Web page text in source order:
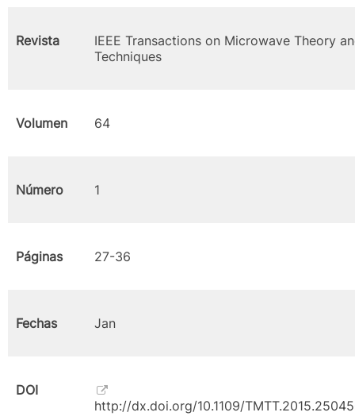
Revista
IEEE Transactions on Microwave Theory
Techniques
Volumen 64
Número 1
Páginas 27-36
Fechas Jan
DOI
http://dx.doi.org/10.1109/